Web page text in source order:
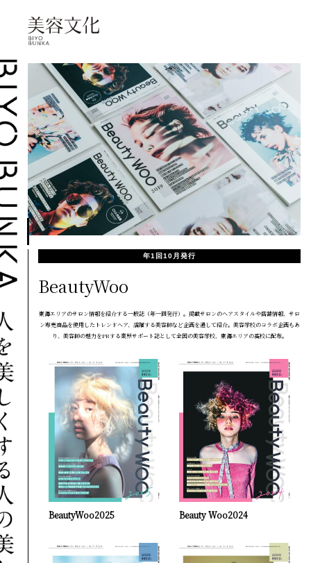
年1回10月発行
BeautyWoo
東海エリアのサロン情報を紹介する一般誌（年一回発行）。掲載サロンのヘアスタイルや店舗情報、サロ
ン専売商品を使用したトレンドヘア、活躍する美容師など企画を通して紹介。美容学校のコラボ企画もあ
り、美容師の魅力をPRする業界サポート誌として全国の美容学校、東海エリアの高校に配布。
BeautyWoo2025 Beauty Woo2024